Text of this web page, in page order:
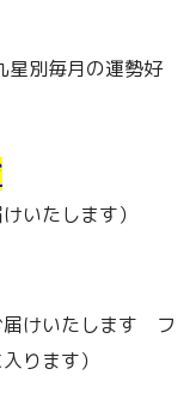
別毎月の運勢好
いたします）
届けいたします フ
ります）